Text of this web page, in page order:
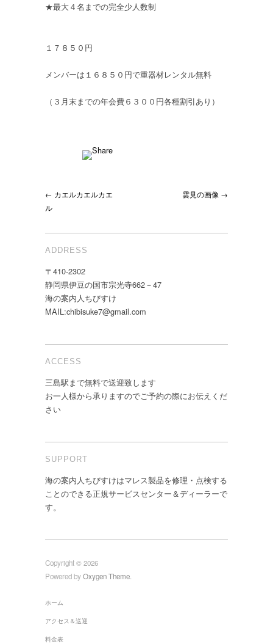
★最大４名までの完全少人数制
１７８５０円
メンバーは１６８５０円で重器材レンタル無料
（３月末までの年会費６３００円各種割引あり）
← カエルカエルカエ
ル
雲見の画像 →
ADDRESS
〒410-2302
静岡県伊豆の国市宗光寺662－47
海の案内人ちびすけ
MAIL:chibisuke7@gmail.com
ACCESS
三島駅まで無料で送迎致します
お一人様から承りますのでご予約の際にお伝えくだ
さい
SUPPORT
海の案内人ちびすけはマレス製品を修理・点検する
ことのできる正規サービスセンター＆ディーラーで
す。
Copyright © 2026
Powered byOxygen Theme.
ホーム
アクセス＆送迎
料金表